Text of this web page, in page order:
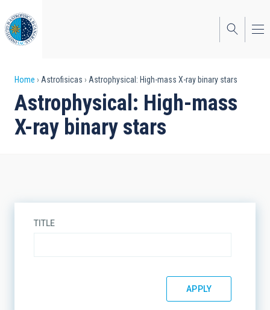
to
main
content
Breadcrumb
Home Astrofisicas Astrophysical: High-mass X-ray binary stars
Astrophysical: High-mass
X-ray binary stars
TITLE